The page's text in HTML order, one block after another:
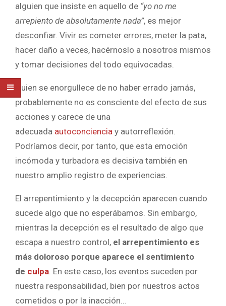
alguien que insiste en aquello de “yo no me
arrepiento de absolutamente nada”, es mejor
desconfiar. Vivir es cometer errores, meter la pata,
hacer daño a veces, hacérnoslo a nosotros mismos
y tomar decisiones del todo equivocadas.
Quien se enorgullece de no haber errado jamás,
probablemente no es consciente del efecto de sus
acciones y carece de una
adecuada autoconciencia y autorreflexión.
Podríamos decir, por tanto, que esta emoción
incómoda y turbadora es decisiva también en
nuestro amplio registro de experiencias.
El arrepentimiento y la decepción aparecen cuando
sucede algo que no esperábamos. Sin embargo,
mientras la decepción es el resultado de algo que
escapa a nuestro control, el arrepentimiento es
más doloroso porque aparece el sentimiento
de culpa . En este caso, los eventos suceden por
nuestra responsabilidad, bien por nuestros actos
cometidos o por la inacción…